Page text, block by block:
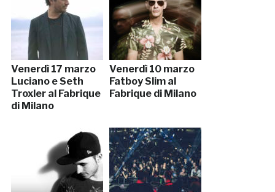
Venerdì 17 marzo
Luciano e Seth
Troxler al Fabrique
di Milano
Venerdì 10 marzo
Fatboy Slim al
Fabrique di Milano